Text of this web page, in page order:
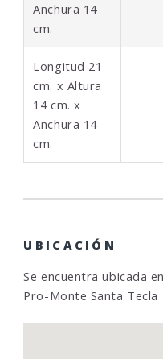
Anchura 14
cm.
Longitud 21
cm. x Altura
14 cm. x
Anchura 14
cm.
UBICACIÓN
Se encuentra ubicada
Pro-Monte Santa Tecla